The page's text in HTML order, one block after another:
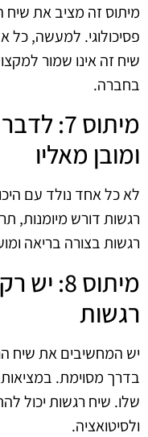
מיתוס זה מציב את
פסיכולוגי. למעשה, כל
שיח זה אינו שמור
בחברה.
מיתוס
ומובן מאליו
לא כל אחד נולד עם
רגשות דורש מיומנות,
רגשות בצורה בריאה
מיתוס
רגשות
יש המחשיבים את שיח
בדרך מסוימת.
שלו. שיח רגשות יכול
ולסיטואציה.